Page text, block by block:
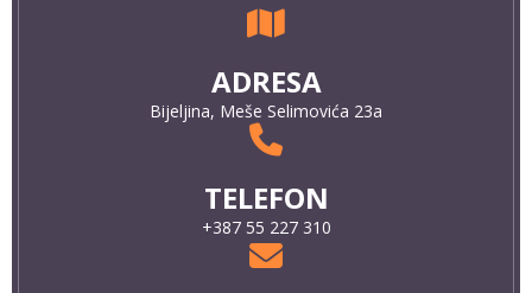
ADRESA
Bijeljina, Meše Selimovića 23a
TELEFON
+387 55 227 310